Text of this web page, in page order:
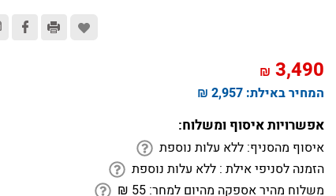
₪
3,490
₪
המחיר באילת: 2,957 ₪
אפשרויות איסוף ומשלוח:
איסוף מהסניף: ללא עלות נוספת
הזמנה לסניפי אילת : ללא עלות נוספת
משלוח מהיר אספקה מהיום למחר:
₪ 55